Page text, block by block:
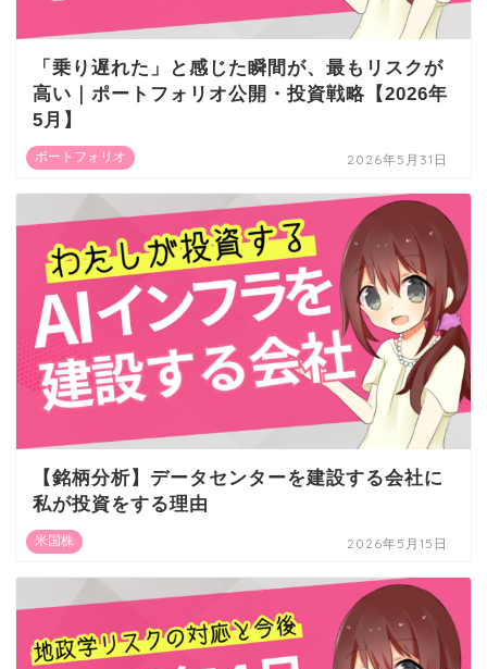
ポートフォリオ
「乗り遅れた」と感じた瞬間が、最もリスクが
高い｜ポートフォリオ公開・投資戦略【2026年
5月】
2026年5月31日
米国株
【銘柄分析】データセンターを建設する会社に
私が投資をする理由
2026年5月15日